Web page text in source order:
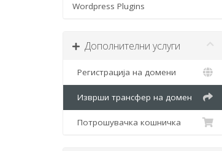
Wordpress Plugins
Дополнителни услуги
Регистрација на домени
Изврши трансфер на домен
Потрошувачка кошничка